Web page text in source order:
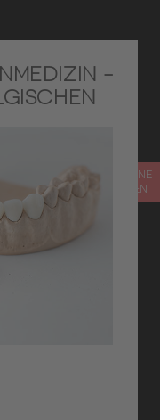
TERMIN ONLINE
VEREINBAREN
-